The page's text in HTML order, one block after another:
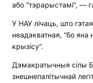
або “тэрарыстамі”, —
У НАУ лічаць, што
неадэкватная, “бо
крызісу”.
Дэмакратычныя сілы
знешнепалітычнай